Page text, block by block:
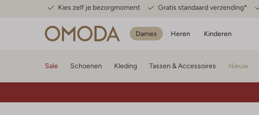
Kies zelf je bezorgmoment Gratis standaard verzending*
Dames Heren Kinderen
Sale Schoenen Kleding Tassen & Accessoires Nieuw